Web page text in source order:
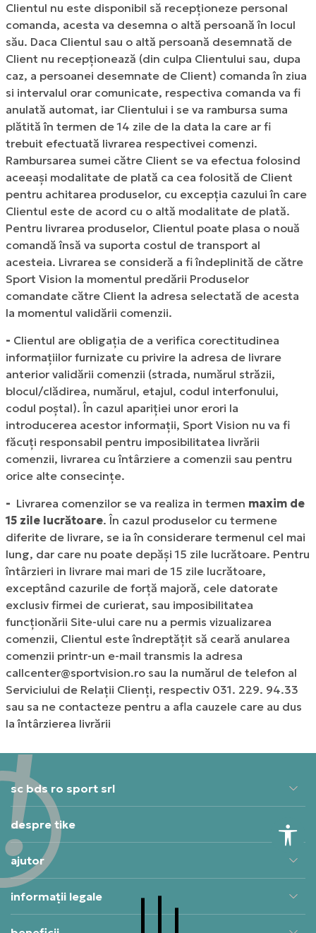
Clientul nu este disponibil să recepționeze personal
comanda, acesta va desemna o altă persoană în locul
său. Daca Clientul sau o altă persoană desemnată de
Client nu recepționează (din culpa Clientului sau, dupa
caz, a persoanei desemnate de Client) comanda în ziua
si intervalul orar comunicate, respectiva comanda va fi
anulată automat, iar Clientului i se va rambursa suma
plătită în termen de 14 zile de la data la care ar fi
trebuit efectuată livrarea respectivei comenzi.
Rambursarea sumei către Client se va efectua folosind
aceeași modalitate de plată ca cea folosită de Client
pentru achitarea produselor, cu excepția cazului în care
Clientul este de acord cu o altă modalitate de plată.
Pentru livrarea produselor, Clientul poate plasa o nouă
comandă însă va suporta costul de transport al
acesteia. Livrarea se consideră a fi îndeplinită de către
Sport Vision la momentul predării Produselor
comandate către Client la adresa selectată de acesta
la momentul validării comenzii.
- Clientul are obligația de a verifica corectitudinea
informațiilor furnizate cu privire la adresa de livrare
anterior validării comenzii (strada, numărul străzii,
blocul/clădirea, numărul, etajul, codul interfonului,
codul poștal). În cazul apariției unor erori la
introducerea acestor informații, Sport Vision nu va fi
făcuți responsabil pentru imposibilitatea livrării
comenzii, livrarea cu întârziere a comenzii sau pentru
orice alte consecințe.
- Livrarea comenzilor se va realiza in termen maxim de
15 zile lucrătoare. În cazul produselor cu termene
diferite de livrare, se ia în considerare termenul cel mai
lung, dar care nu poate depăși 15 zile lucrătoare. Pentru
întârzieri in livrare mai mari de 15 zile lucrătoare,
exceptând cazurile de forță majoră, cele datorate
exclusiv firmei de curierat, sau imposibilitatea
funcționării Site-ului care nu a permis vizualizarea
comenzii, Clientul este îndreptățit să ceară anularea
comenzii printr-un e-mail transmis la adresa
callcenter@sportvision.ro sau la numărul de telefon al
Serviciului de Relații Clienți, respectiv 031. 229. 94.33
sau sa ne contacteze pentru a afla cauzele care au dus
la întârzierea livrării
sc bds ro sport srl
despre tike
ajutor
informații legale